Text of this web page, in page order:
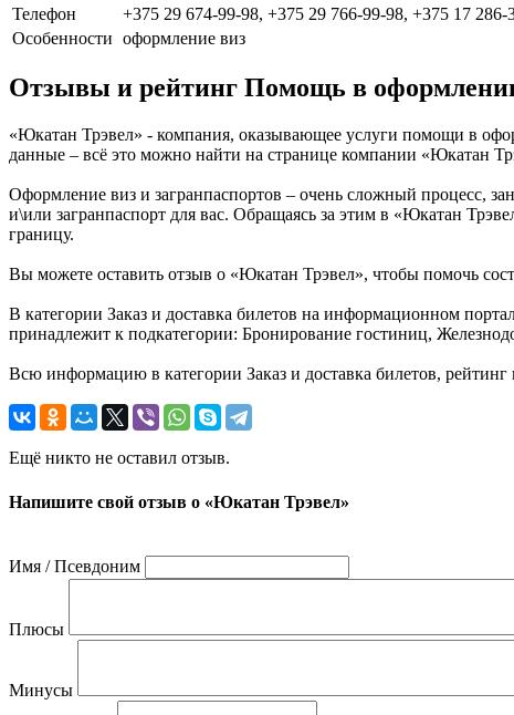
Телефон
+375 29 674-99-98, +375 29 766-99-98, +375 17 286-
Особенности оформление виз
Отзывы и рейтинг Помощь в
«Юкатан Трэвел» - компания, оказывающее услуги помощи в
данные – всё это можно найти на странице компании «Юкатан
Оформление виз и загранпаспортов – очень сложный процесс,
и\или загранпаспорт для вас. Обращаясь за этим в «Юкатан
границу.
Вы можете оставить отзыв о «Юкатан Трэвел», чтобы помочь
В категории Заказ и доставка билетов на информационном
принадлежит к подкатегории: Бронирование гостиниц,
Всю информацию в категории Заказ и доставка билетов,
Ещё никто не оставил отзыв.
Напишите свой отзыв о «Юкатан Трэвел»
Имя / Псевдоним
Плюсы
Минусы